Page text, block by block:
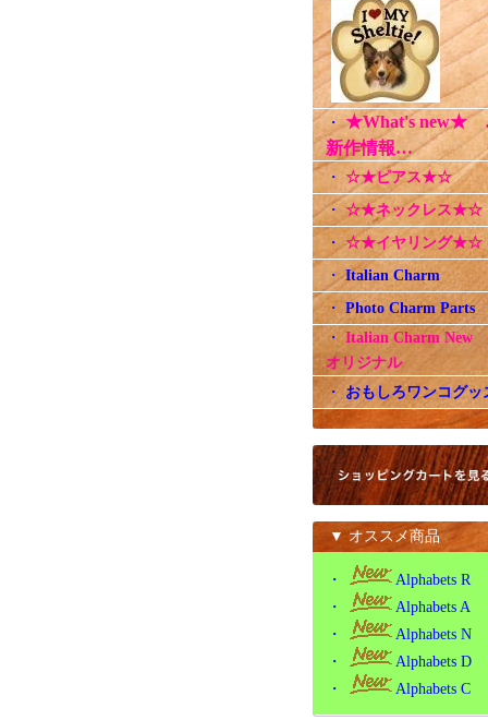
・★What's new★
新作情報…
・ ☆★ピアス★☆
・ ☆★ネックレス★☆
・☆★イヤリング★☆
・Italian Charm
・Photo Charm Parts
・ Italian Charm
オリジナル
・ おもしろワンコグッ
▼ オススメ商品
・
Alphabets R
・
Alphabets A
・
Alphabets N
・
Alphabets D
・
Alphabets C